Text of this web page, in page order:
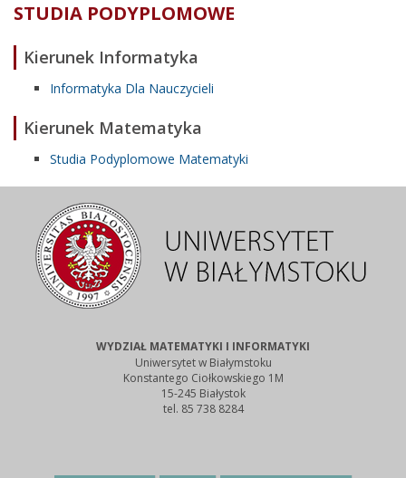
STUDIA PODYPLOMOWE
Kierunek Informatyka
Informatyka Dla Nauczycieli
Kierunek Matematyka
Studia Podyplomowe Matematyki
WYDZIAŁ MATEMATYKI I INFORMATYKI
Uniwersytet w Białymstoku
Konstantego Ciołkowskiego 1M
15-245 Białystok
tel. 85 738 8284